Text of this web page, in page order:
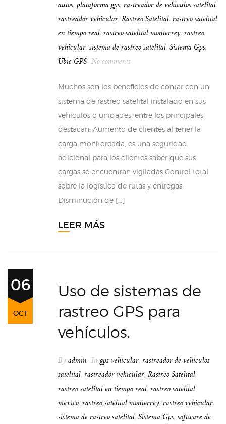
autos, plataforma gps, rastreador de vehiculos satelital,
rastreador vehicular, Rastreo Satelital, rastreo satelital
en tiempo real, rastreo satelital monterrey, rastreo
vehicular, sistema de rastreo satelital, Sistema Gps,
Ubic GPS No comments
Muchos son los beneficios de contar con un
sistema de rastreo satelital instalado en sus
vehículos o unidades, entre los principales
destacan: Aumento de clientes al tener la
carga monitoreada, es una seguridad
adicional para los clientes saber que sus
cargas se encuentran vigiladas Control total
sobre la logística de rutas y entregas
Disminución de […]
LEER MÁS
06
OCT
Uso de sistemas de
rastreo GPS para
vehículos.
By admin In gps vehicular, rastreador de vehiculos
satelital, rastreador vehicular, Rastreo Satelital,
rastreo satelital en tiempo real, rastreo satelital
mexico, rastreo satelital monterrey, rastreo vehicular,
sistema de rastreo satelital, Sistema Gps, software de